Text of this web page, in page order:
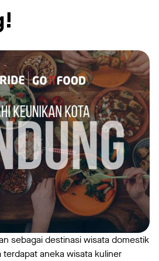
sebagai destinasi wisata domestik
aneka wisata kuliner